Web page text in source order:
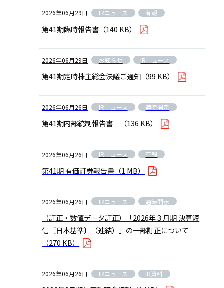
2026年06月29日 IRニュース 有報
第41期臨時報告書 （140 KB）
2026年06月29日 お知らせ IRニュース
第41期定時株主総会決議ご通知 （99 KB）
2026年06月26日 IRニュース 適時開示
第41期内部統制報告書 （136 KB）
2026年06月26日 IRニュース 有報
第41期 有価証券報告書 （1 MB）
2026年06月26日 IRニュース 適時開示
（訂正・数値データ訂正）「2026年３月期 決算短
信〔日本基準〕（連結）」の一部訂正について
（270 KB）
2026年06月26日 IRニュース IR資料